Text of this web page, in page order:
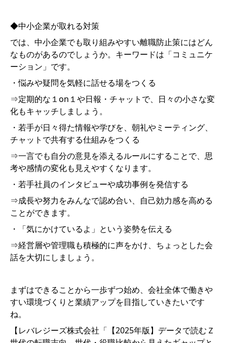
◆中小企業が取れる対策
では、中小企業でも取り組みやすい離職防止策にはどん
なものがあるのでしょうか。キーワードは「コミュニケ
ーション」です。
・悩みや疑問を気軽に話せる場をつくる
⇒定期的な１on１や日報・チャットで、日々の小さな変
化もキャッチしましょう。
・若手が日々得た情報や学びを、朝礼やミーティング、
チャットで共有する仕組みをつくる
⇒一言でも自分の意見を添えるルールにすることで、思
考や感情の変化も見えやすくなります。
・若手社員のインタビューや成功事例を発信する
⇒成長や努力をみんなで認め合い、自己効力感を高める
ことができます。
・「気にかけているよ」という姿勢を伝える
⇒経営層や管理職も積極的に声をかけ、ちょっとした会
話を大切にしましょう。
まずはできることから一歩ずつ始め、会社全体で働きや
すい環境づくりと業績アップを目指していきたいです
ね。
【レバレジーズ株式会社「【2025年版】データで読むＺ